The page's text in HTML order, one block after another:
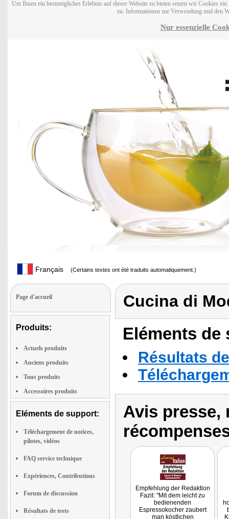
Um Ihnen ein bestmögliches Erlebnis auf dieser Website zu bieten setzen wir Cookies
zu. Informationen zur Verwendung und den
Nur essenzielle
Français (Certains textes ont été traduits automatiquement.)
Page d'accueil
Produits:
Actuels produits
Anciens produits
Tous produits
Accessoires produits
Eléments de support:
Téléchargement de notices,
pilotes, vidéos
FAQ service technique
Expériences, Contributions
Forum de discussion
Résultats de tests
Cucina di
Eléments
Résultats
Avis presse,
Empfehlung der Redaktion
Fazit: "Mit dem leicht zu
bedienenden
Espressokocher zaubert
man köstlichen